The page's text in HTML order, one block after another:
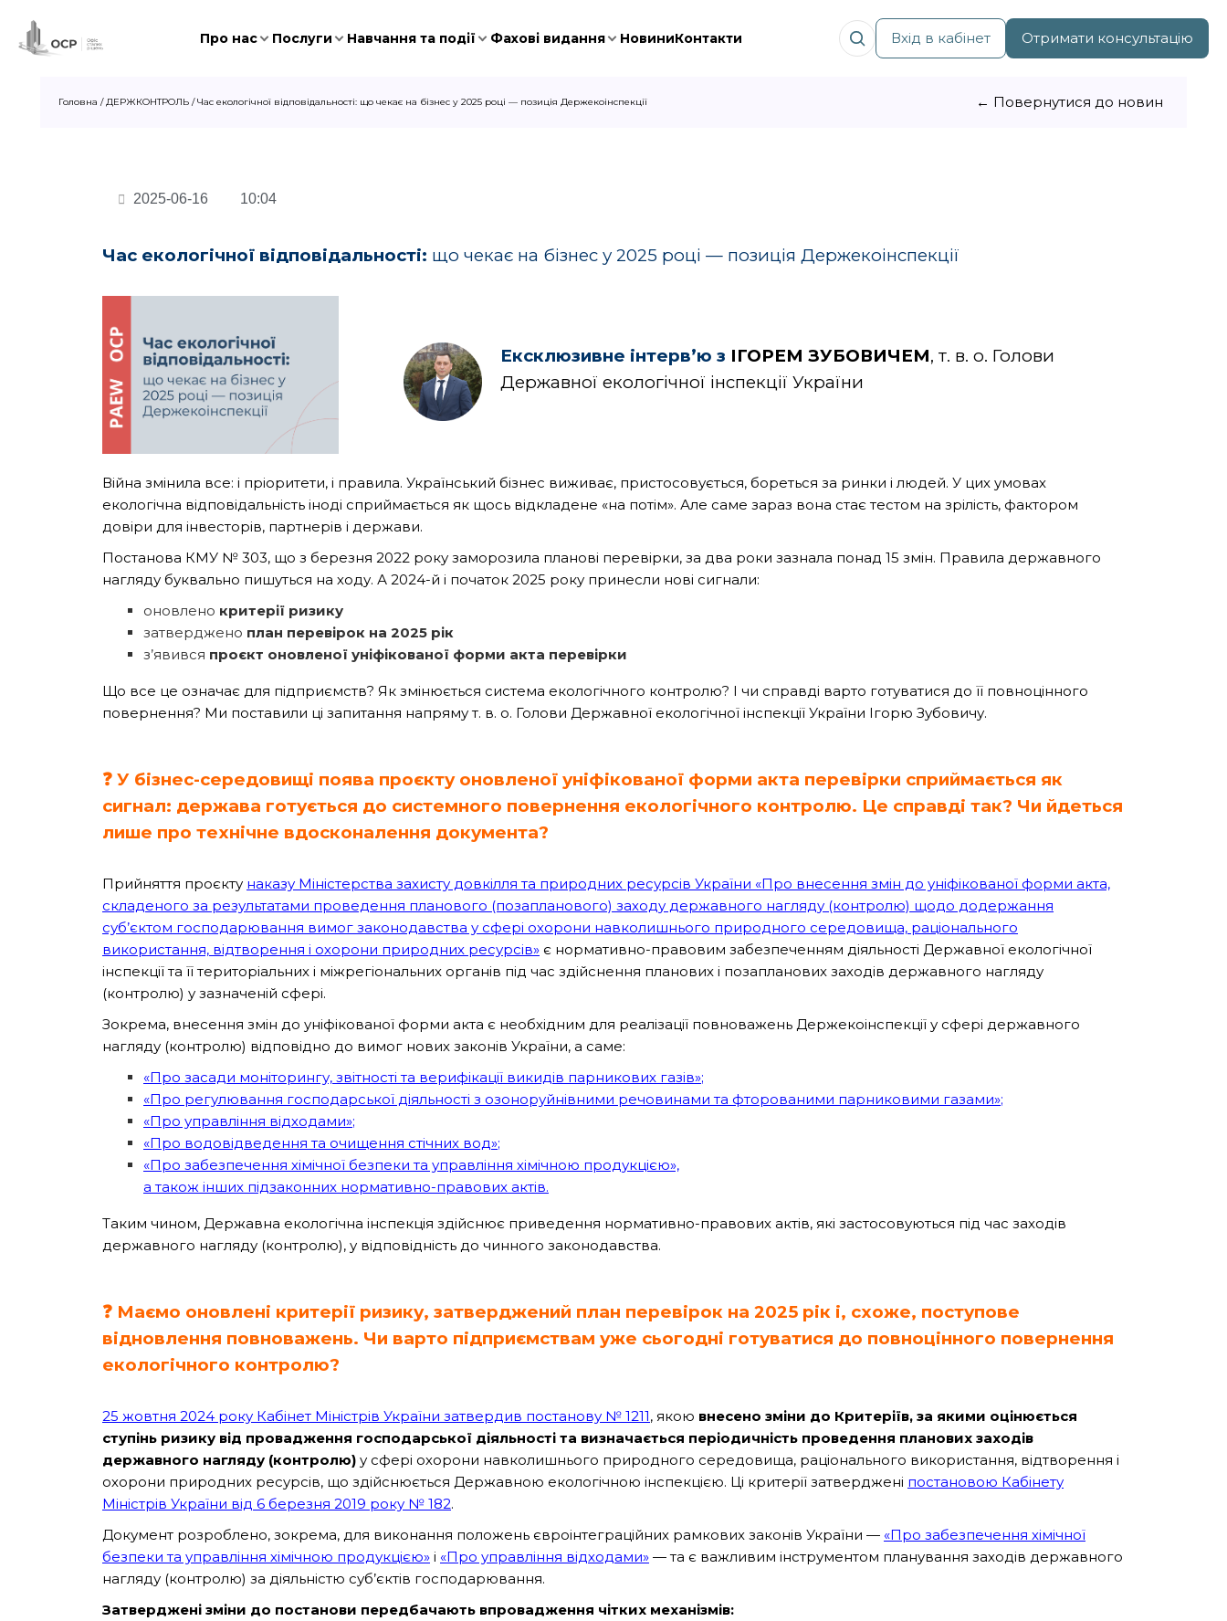
Про нас Послуги Навчання та події Фахові видання НовиниКонтакти Вхід в кабінет Отримати консультацію
Головна /ДЕРЖКОНТРОЛЬ /Час екологічної відповідальності: що чекає на бізнес у 2025 році — позиція Держекоінспекції ← Повернутися до новин
2025-06-16 10:04
Час екологічної відповідальності: що чекає на бізнес у 2025 році — позиція Держекоінспекції
Ексклюзивне інтервʼю з ІГОРЕМ ЗУБОВИЧЕМ, т. в. о. Голови
Державної екологічної інспекції України
Війна змінила все: і пріоритети, і правила. Український бізнес виживає, пристосовується, бореться за ринки і людей. У цих умовах
екологічна відповідальність іноді сприймається як щось відкладене «на потім». Але саме зараз вона стає тестом на зрілість, фактором
довіри для інвесторів, партнерів і держави.
Постанова КМУ № 303, що з березня 2022 року заморозила планові перевірки, за два роки зазнала понад 15 змін. Правила державного
нагляду буквально пишуться на ходу. А 2024-й і початок 2025 року принесли нові сигнали:
оновлено критерії ризику
затверджено план перевірок на 2025 рік
з’явився проєкт оновленої уніфікованої форми акта перевірки
Що все це означає для підприємств? Як змінюється система екологічного контролю? І чи справді варто готуватися до її повноцінного
повернення? Ми поставили ці запитання напряму т. в. о. Голови Державної екологічної інспекції України Ігорю Зубовичу.
❓ У бізнес-середовищі поява проєкту оновленої уніфікованої форми акта перевірки сприймається як
сигнал: держава готується до системного повернення екологічного контролю. Це справді так? Чи йдеться
лише про технічне вдосконалення документа?
Прийняття проєкту наказу Міністерства захисту довкілля та природних ресурсів України «Про внесення змін до уніфікованої форми акта,
складеного за результатами проведення планового (позапланового) заходу державного нагляду (контролю) щодо додержання
суб’єктом господарювання вимог законодавства у сфері охорони навколишнього природного середовища, раціонального
використання, відтворення і охорони природних ресурсів» є нормативно-правовим забезпеченням діяльності Державної екологічної
інспекції та її територіальних і міжрегіональних органів під час здійснення планових і позапланових заходів державного нагляду
(контролю) у зазначеній сфері.
Зокрема, внесення змін до уніфікованої форми акта є необхідним для реалізації повноважень Держекоінспекції у сфері державного
нагляду (контролю) відповідно до вимог нових законів України, а саме:
«Про засади моніторингу, звітності та верифікації викидів парникових газів»;
«Про регулювання господарської діяльності з озоноруйнівними речовинами та фторованими парниковими газами»;
«Про управління відходами»;
«Про водовідведення та очищення стічних вод»;
«Про забезпечення хімічної безпеки та управління хімічною продукцією»,
а також інших підзаконних нормативно-правових актів.
Таким чином, Державна екологічна інспекція здійснює приведення нормативно-правових актів, які застосовуються під час заходів
державного нагляду (контролю), у відповідність до чинного законодавства.
❓ Маємо оновлені критерії ризику, затверджений план перевірок на 2025 рік і, схоже, поступове
відновлення повноважень. Чи варто підприємствам уже сьогодні готуватися до повноцінного повернення
екологічного контролю?
25 жовтня 2024 року Кабінет Міністрів України затвердив постанову № 1211, якою внесено зміни до Критеріїв, за якими оцінюється
ступінь ризику від провадження господарської діяльності та визначається періодичність проведення планових заходів
державного нагляду (контролю) у сфері охорони навколишнього природного середовища, раціонального використання, відтворення і
охорони природних ресурсів, що здійснюється Державною екологічною інспекцією. Ці критерії затверджені постановою Кабінету
Міністрів України від 6 березня 2019 року № 182.
Документ розроблено, зокрема, для виконання положень євроінтеграційних рамкових законів України — «Про забезпечення хімічної
безпеки та управління хімічною продукцією» і «Про управління відходами» — та є важливим інструментом планування заходів державного
нагляду (контролю) за діяльністю суб’єктів господарювання.
Затверджені зміни до постанови передбачають впровадження чітких механізмів: